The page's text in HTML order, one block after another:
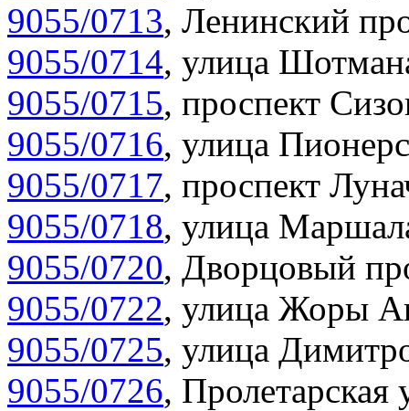
9055/0713, Ленинский
9055/0714, улица
9055/0715, проспект
9055/0716, улица
9055/0717, проспект
9055/0718, улица
9055/0720, Дворцовый
9055/0722, улица Жоры
9055/0725, улица
9055/0726, Пролетарская